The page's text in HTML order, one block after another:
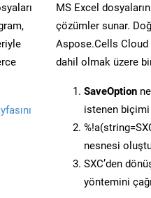
MS Excel
çözümler sunar.
Aspose.Cells Cloud
dahil olmak üzere
SaveOption
istenen biçimi
nesnesi
SXC’den
yöntemini